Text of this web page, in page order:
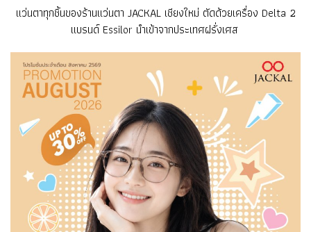
แว่นตาทุกชิ้นของร้านแว่นตา JACKAL เชียงใหม่ ตัดด้วยเครื่อง Delta 2
แบรนด์ Essilor นำเข้าจากประเทศฝรั่งเศส